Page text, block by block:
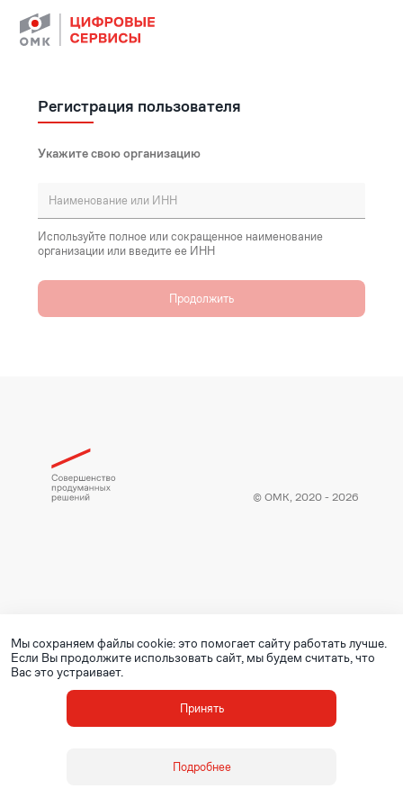
Регистрация пользователя
Укажите свою организацию
Используйте полное или сокращенное наименование
организации или введите ее ИНН
Продолжить
© ОМК, 2020 - 2026
Мы сохраняем файлы cookie: это помогает сайту работать лучше.
Если Вы продолжите использовать сайт, мы будем считать, что
Вас это устраивает.
Принять
Подробнее